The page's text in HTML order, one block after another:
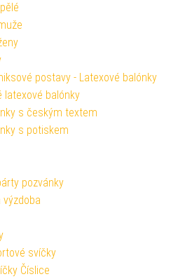
postavy - Latexové balónky
latexové balónky
s českým textem
s potiskem
pozvánky
výzdoba
svíčky
Číslice